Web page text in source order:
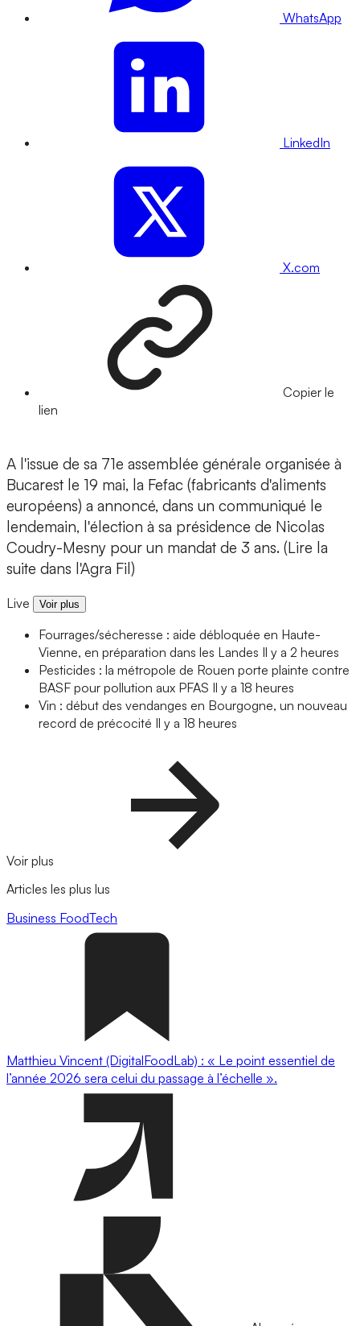
WhatsApp
LinkedIn
X.com
Copier le
lien
A l'issue de sa 71e assemblée générale organisée à
Bucarest le 19 mai, la Fefac (fabricants d'aliments
européens) a annoncé, dans un communiqué le
lendemain, l'élection à sa présidence de Nicolas
Coudry-Mesny pour un mandat de 3 ans. (Lire la
suite dans l'Agra Fil)
Live Voir plus
Fourrages/sécheresse : aide débloquée en Haute-
Vienne, en préparation dans les Landes Il y a 2 heures
Pesticides : la métropole de Rouen porte plainte contre
BASF pour pollution aux PFAS Il y a 18 heures
Vin : début des vendanges en Bourgogne, un nouveau
record de précocité Il y a 18 heures
Voir plus
Articles les plus lus
Business FoodTech
Matthieu Vincent (DigitalFoodLab) : « Le point essentiel de
l’année 2026 sera celui du passage à l’échelle ».